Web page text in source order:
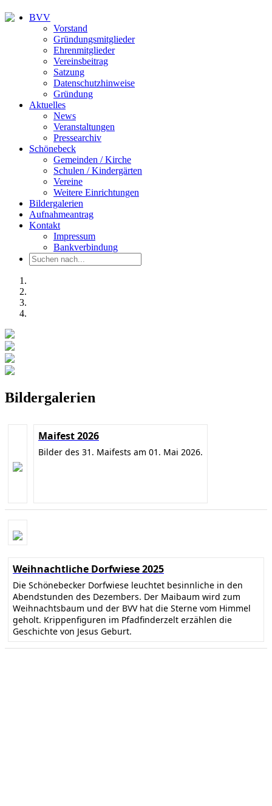
BVV
Vorstand
Gründungsmitglieder
Ehrenmitglieder
Vereinsbeitrag
Satzung
Datenschutzhinweise
Gründung
Aktuelles
News
Veranstaltungen
Pressearchiv
Schönebeck
Gemeinden / Kirche
Schulen / Kindergärten
Vereine
Weitere Einrichtungen
Bildergalerien
Aufnahmeantrag
Kontakt
Impressum
Bankverbindung
Bildergalerien
Maifest 2026
Bilder des 31. Maifests am 01. Mai 2026.
Weihnachtliche Dorfwiese 2025
Die Schönebecker Dorfwiese leuchtet besinnliche in den
Abendstunden des Dezembers. Der Maibaum wird zum
Weihnachtsbaum und der BVV hat die Sterne vom Himmel
geholt. Krippenfiguren im Pfadfinderzelt erzählen die
Geschichte von Jesus Geburt.